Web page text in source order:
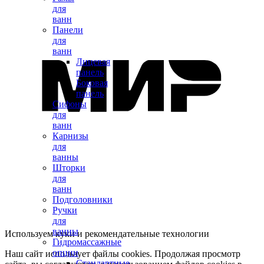
для
ванн
Панели
для
ванн
Лицевая
панель
Боковая
панель
Сифоны
для
ванн
Карнизы
для
ванны
Шторки
для
ванн
Подголовники
Ручки
для
ванны
Гидромассажные
опции
Используем куки и рекомендательные технологии
Наш сайт использует файлы cookies. Продолжая просмотр